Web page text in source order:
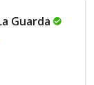
Guarda